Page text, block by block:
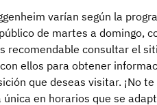
varían según la
de martes a domingo,
recomendable consultar el
ellos para obtener
que deseas visitar. ¡No
en horarios que se